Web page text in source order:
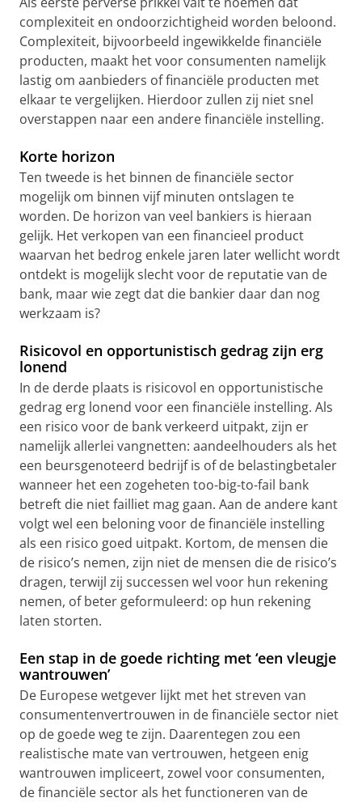
complexiteit en ondoorzichtigheid worden beloond.
Complexiteit, bijvoorbeeld ingewikkelde financiële
producten, maakt het voor consumenten namelijk
lastig om aanbieders of financiële producten met
elkaar te vergelijken. Hierdoor zullen zij niet snel
overstappen naar een andere financiële instelling.
Korte horizon
Ten tweede is het binnen de financiële sector
mogelijk om binnen vijf minuten ontslagen te
worden. De horizon van veel bankiers is hieraan
gelijk. Het verkopen van een financieel product
waarvan het bedrog enkele jaren later wellicht wordt
ontdekt is mogelijk slecht voor de reputatie van de
bank, maar wie zegt dat die bankier daar dan nog
werkzaam is?
Risicovol en opportunistisch gedrag zijn erg
lonend
In de derde plaats is risicovol en opportunistische
gedrag erg lonend voor een financiële instelling. Als
een risico voor de bank verkeerd uitpakt, zijn er
namelijk allerlei vangnetten: aandeelhouders als het
een beursgenoteerd bedrijf is of de belastingbetaler
wanneer het een zogeheten too-big-to-fail bank
betreft die niet failliet mag gaan. Aan de andere kant
volgt wel een beloning voor de financiële instelling
als een risico goed uitpakt. Kortom, de mensen die
de risico’s nemen, zijn niet de mensen die de risico’s
dragen, terwijl zij successen wel voor hun rekening
nemen, of beter geformuleerd: op hun rekening
laten storten.
Een stap in de goede richting met ‘een vleugje
wantrouwen’
De Europese wetgever lijkt met het streven van
consumentenvertrouwen in de financiële sector niet
op de goede weg te zijn. Daarentegen zou een
realistische mate van vertrouwen, hetgeen enig
wantrouwen impliceert, zowel voor consumenten,
de financiële sector als het functioneren van de